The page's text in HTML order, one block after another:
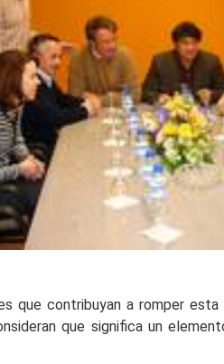
que contribuyan a romper esta
que significa un